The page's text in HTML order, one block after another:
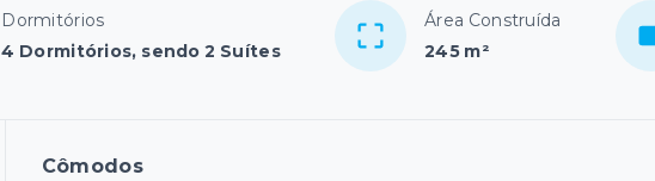
Dormitórios
4 Dormitórios, sendo 2 Suítes
Área Construída
245 m²
Cômodos